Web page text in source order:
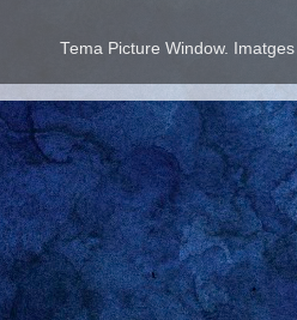
Tema Picture Window.